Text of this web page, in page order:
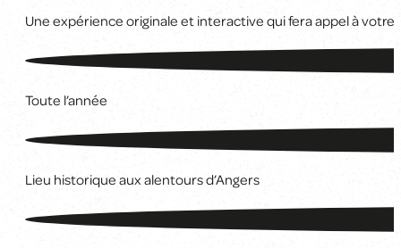
Une expérience originale et interactive qui fera appel à
Toute l’année
Lieu historique aux alentours d’Angers